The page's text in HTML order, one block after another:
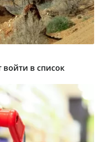
в список